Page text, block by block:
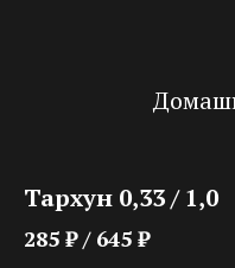
Тархун 0,33 / 1,0
285 ₽ / 645 ₽